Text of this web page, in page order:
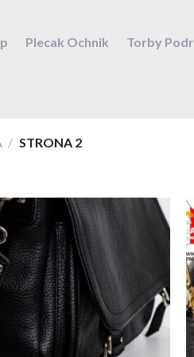
Plecak Ochnik Torby
/ STRONA 2